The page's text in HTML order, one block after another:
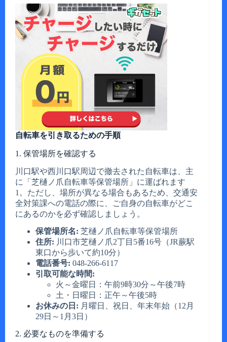
自転車を引き取るための手順
1. 保管場所を確認する
川口駅や西川口駅周辺で撤去された自転車は、主
に「芝樋ノ爪自転車等保管場所」に運ばれます
1。ただし、場所が異なる場合もあるため、交通安
全対策課への電話の際に、ご自身の自転車がどこ
にあるのかを必ず確認しましょう。
保管場所名: 芝樋ノ爪自転車等保管場所
住所: 川口市芝樋ノ爪2丁目5番16号（JR蕨駅
東口から歩いて約10分）
電話番号: 048-266-6117
引取可能な時間:
火～金曜日：午前9時30分～午後7時
土・日曜日：正午～午後5時
お休みの日: 月曜日、祝日、年末年始（12月
29日～1月3日）
2. 必要なものを準備する